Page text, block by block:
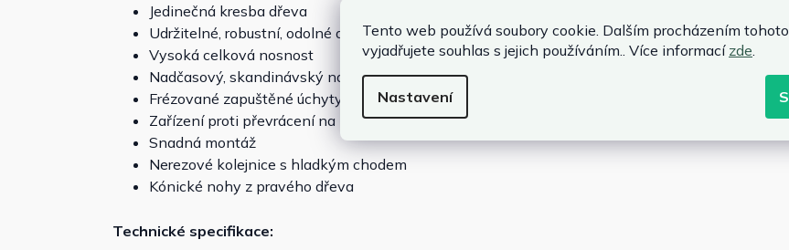
Tento web používá soubory cookie. Dalším procházením
vyjadřujete souhlas s jejich používáním.. Více informací zde
Nastavení
Jedinečná kresba dřeva
Udržitelné, robustní, odolné a nenáročné na údržbu
Vysoká celková nosnost
Nadčasový, skandinávský nádech
Frézované zapuštěné úchyty
Zařízení proti převrácení na zadní straně
Snadná montáž
Nerezové kolejnice s hladkým chodem
Kónické nohy z pravého dřeva
Technické specifikace: